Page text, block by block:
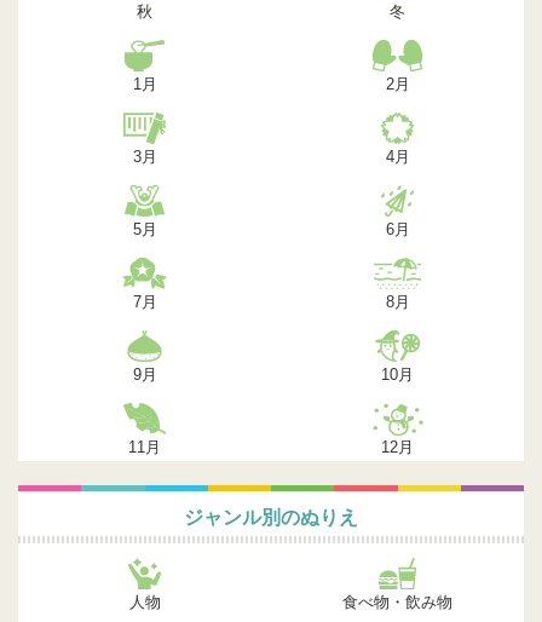
秋 冬
1月 2月
3月 4月
5月 6月
7月 8月
9月 10月
11月 12月
ジャンル別のぬりえ
人物 食べ物・飲み物